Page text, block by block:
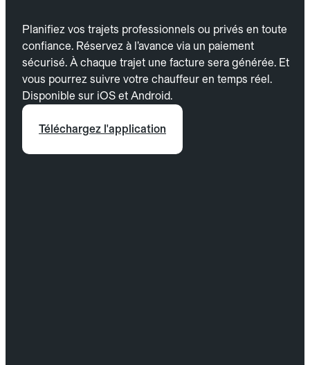
Planifiez vos trajets professionnels ou privés en toute
confiance. Réservez à l’avance via un paiement
sécurisé. À chaque trajet une facture sera générée. Et
vous pourrez suivre votre chauffeur en temps réel.
Disponible sur iOS et Android.
Téléchargez l'application